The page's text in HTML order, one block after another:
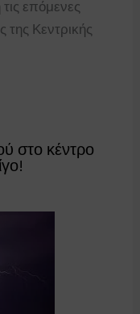
επόμενες
της Κεντρικής
στο κέντρο